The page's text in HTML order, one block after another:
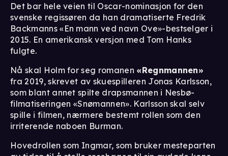
Det bar hele veien til Oscar-nominasjon for den
svenske regissøren da han dramatiserte Fredrik
Backmanns «En mann ved navn Ove»-bestselger i
2015. En amerikansk versjon med Tom Hanks
fulgte.
Nå skal Holm for seg romanen «Regnmannen»
fra 2019, skrevet av skuespilleren Jonas Karlsson,
som blant annet spilte drapsmannen i Nesbø-
filmatiseringen «Snømannen». Karlsson skal selv
spille i filmen, nærmere bestemt rollen som den
irriterende naboen Burman.
Hovedrollen som Ingmar, som bruker mesteparten